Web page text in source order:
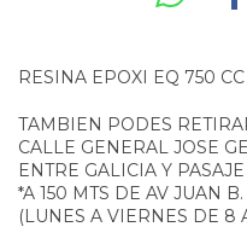
RESINA EPOXI EQ 750
TAMBIEN PODES
CALLE GENERAL JOSE
ENTRE GALICIA Y
*A 150 MTS DE AV JUAN B.
(LUNES A VIERNES DE 8